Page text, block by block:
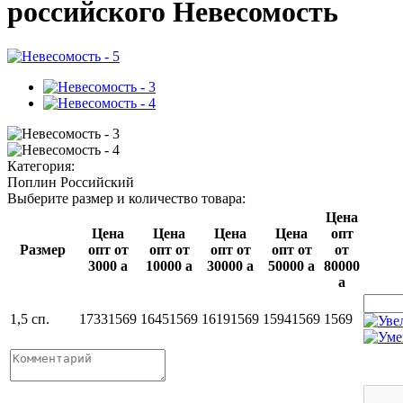
российского Невесомость
Категория:
Поплин Российский
Выберите размер и количество товара:
Размер
Цена
опт от
3000 a
Цена
опт от
10000 a
Цена
опт от
30000 a
Цена
опт от
50000 a
Цена
опт
от
80000
a
1,5 сп. 17331569 16451569 16191569 15941569 1569